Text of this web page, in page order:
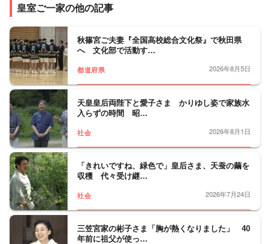
皇室ご一家の他の記事
秋篠宮ご夫妻『全国高校総合文化祭』で秋田県
へ 文化部で活動す…
都道府県 2026年8月5日
天皇皇后両陛下と愛子さま かりゆし姿で家族水
入らずの時間 昭…
社会 2026年8月1日
「きれいですね、緑色で」皇后さま、天蚕の繭を
収穫 代々受け継…
社会 2026年7月24日
三笠宮家の彬子さま「胸が熱くなりました」 40
年前に祖父が使っ…